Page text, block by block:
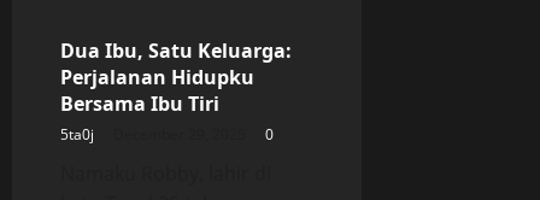
Satu
Keluarga:
Perjalanan
Hidupku
Bersama
Dua Ibu, Satu Keluarga:
Perjalanan Hidupku
Bersama Ibu Tiri
5ta0j 0